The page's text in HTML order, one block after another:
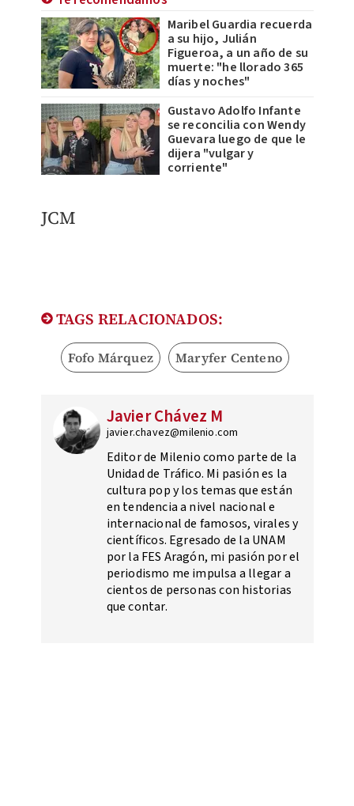
Maribel Guardia recuerda
a su hijo, Julián
Figueroa, a un año de su
muerte: "he llorado 365
días y noches"
Gustavo Adolfo Infante
se reconcilia con Wendy
Guevara luego de que le
dijera "vulgar y
corriente"
JCM
TAGS RELACIONADOS:
Fofo Márquez Maryfer Centeno
Javier Chávez M
javier.chavez@milenio.com
Editor de Milenio como parte de la
Unidad de Tráfico. Mi pasión es la
cultura pop y los temas que están
en tendencia a nivel nacional e
internacional de famosos, virales y
científicos. Egresado de la UNAM
por la FES Aragón, mi pasión por el
periodismo me impulsa a llegar a
cientos de personas con historias
que contar.